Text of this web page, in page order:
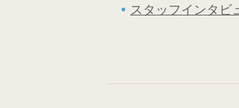
スタッフインタビ